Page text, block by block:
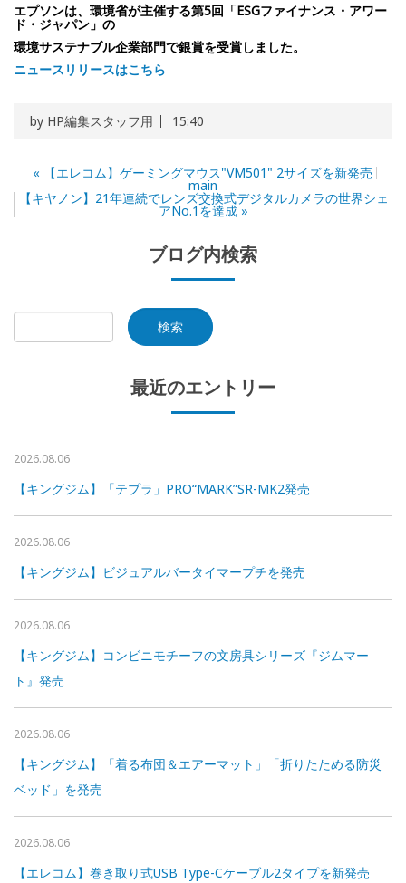
エプソンは、環境省が主催する第5回「ESGファイナンス・アワー
ド・ジャパン」の
環境サステナブル企業部門で銀賞を受賞しました。
ニュースリリースはこちら
by HP編集スタッフ用 15:40
« 【エレコム】ゲーミングマウス"VM501" 2サイズを新発売
main
【キヤノン】21年連続でレンズ交換式デジタルカメラの世界シェ
アNo.1を達成»
ブログ内検索
最近のエントリー
2026.08.06
【キングジム】「テプラ」PRO“MARK”SR-MK2発売
2026.08.06
【キングジム】ビジュアルバータイマープチを発売
2026.08.06
【キングジム】コンビニモチーフの文房具シリーズ『ジムマー
ト』発売
2026.08.06
【キングジム】「着る布団＆エアーマット」「折りたためる防災
ベッド」を発売
2026.08.06
【エレコム】巻き取り式USB Type-Cケーブル2タイプを新発売